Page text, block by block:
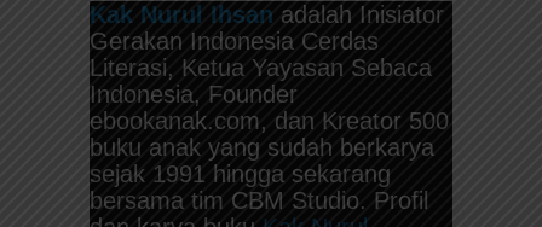
Kak Nurul Ihsan adalah Inisiator
Gerakan Indonesia Cerdas
Literasi, Ketua Yayasan Sebaca
Indonesia, Founder
ebookanak.com, dan Kreator 500
buku anak yang sudah berkarya
sejak 1991 hingga sekarang
bersama tim CBM Studio. Profil